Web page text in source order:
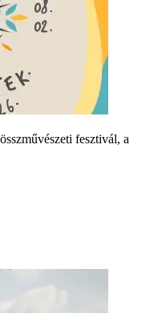
fesztivál, a